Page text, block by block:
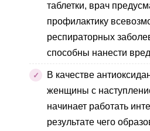
таблетки, врач
профилактику
респираторных
способны нанести
В качестве
женщины с
начинает работать
результате чего